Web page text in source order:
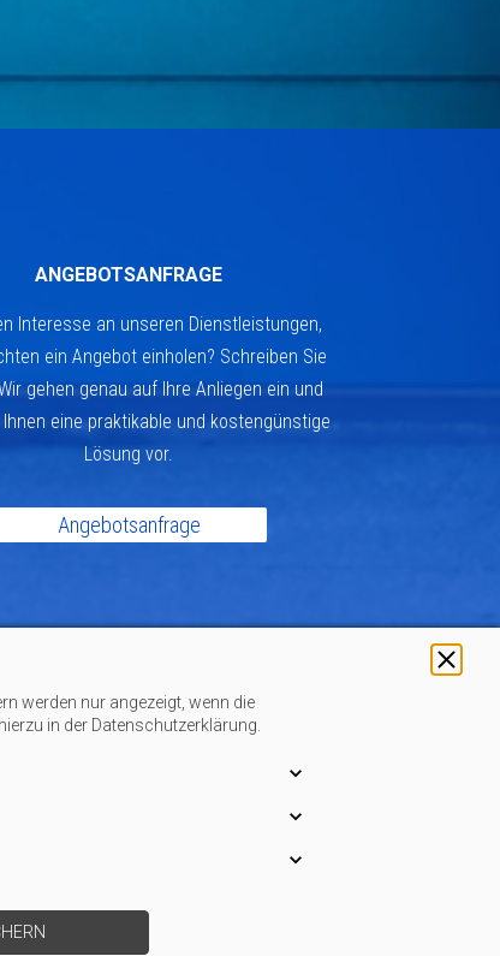
ANGEBOTSANFRAGE
Interesse an unseren Dienstleistungen,
ein Angebot einholen? Schreiben Sie
gehen genau auf Ihre Anliegen ein und
eine praktikable und kostengünstige
Lösung vor.
Angebotsanfrage
werden nur angezeigt, wenn die
in der Datenschutzerklärung.